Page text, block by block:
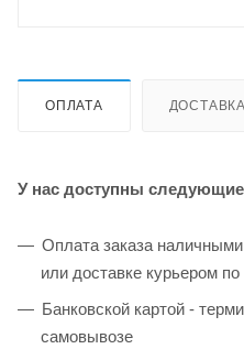
ОПЛАТА ДОСТАВКА
У нас доступны
Оплата заказа
или доставке курьером
Банковской картой -
самовывозе